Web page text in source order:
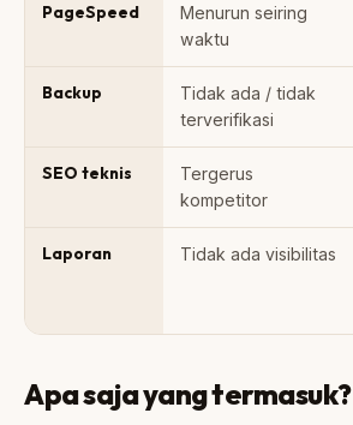
PageSpeed
Menurun seiring
waktu
Backup
Tidak ada / tidak
terverifikasi
SEO teknis
Tergerus
kompetitor
Laporan Tidak ada visibilitas
Apa saja yang termasuk?